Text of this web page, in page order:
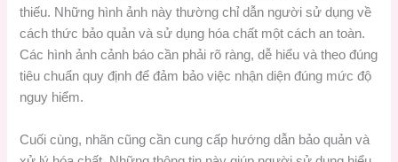
thiếu. Những hình ảnh này thường chỉ dẫn người sử dụng về
cách thức bảo quản và sử dụng hóa chất một cách an toàn.
Các hình ảnh cảnh báo cần phải rõ ràng, dễ hiểu và theo đúng
tiêu chuẩn quy định để đảm bảo việc nhận diện đúng mức độ
nguy hiểm.
Cuối cùng, nhãn cũng cần cung cấp hướng dẫn bảo quản và